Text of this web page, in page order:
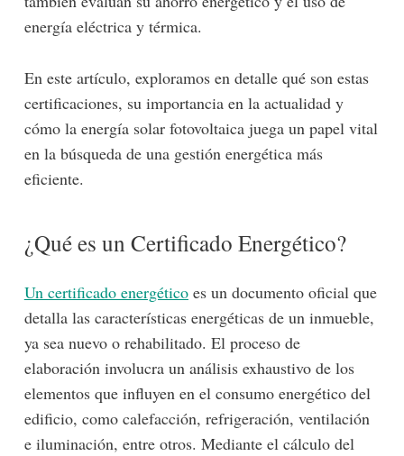
energía eléctrica y térmica.
En este artículo, exploramos en detalle qué son estas
certificaciones, su importancia en la actualidad y
cómo la energía solar fotovoltaica juega un papel vital
en la búsqueda de una gestión energética más
eficiente.
¿Qué es un Certificado Energético?
Un certificado energéticoes un documento oficial que
detalla las características energéticas de un inmueble,
ya sea nuevo o rehabilitado. El proceso de
elaboración involucra un análisis exhaustivo de los
elementos que influyen en el consumo energético del
edificio, como calefacción, refrigeración, ventilación
e iluminación, entre otros. Mediante el cálculo del